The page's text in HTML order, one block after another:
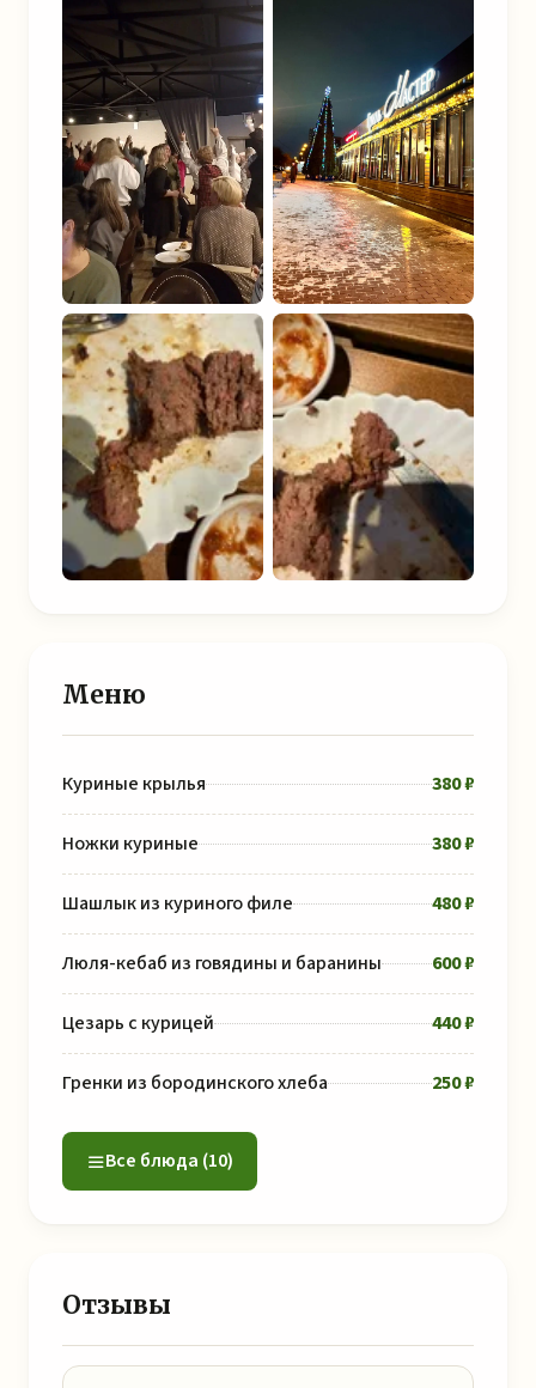
Меню
Куриные крылья 380 ₽
Ножки куриные 380 ₽
Шашлык из куриного филе 480 ₽
Люля-кебаб из говядины и баранины 600 ₽
Цезарь с курицей 440 ₽
Гренки из бородинского хлеба 250 ₽
Все блюда (10)
Отзывы